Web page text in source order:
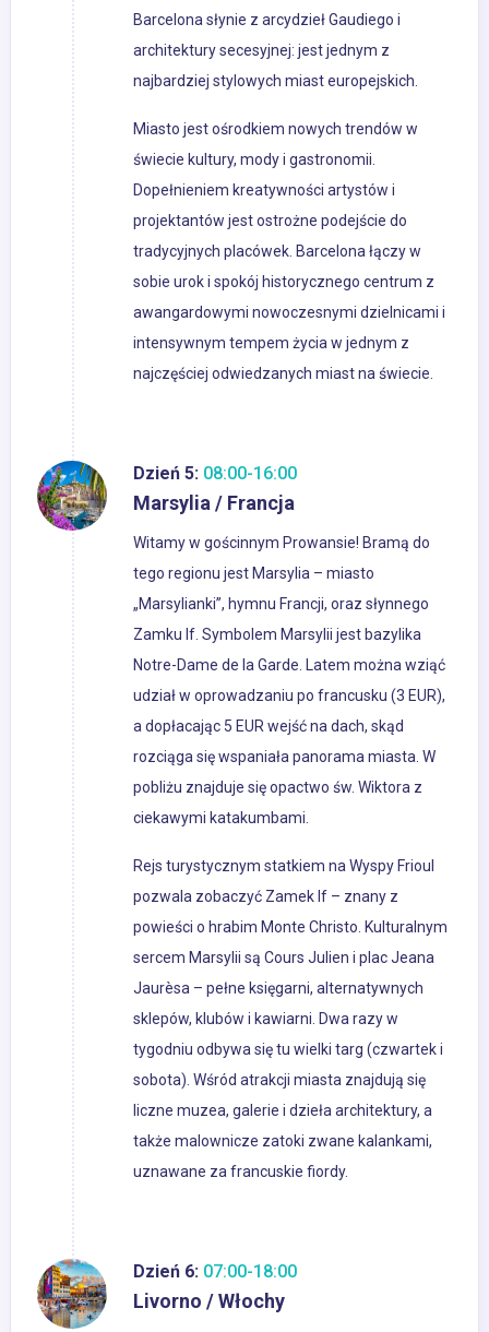
Barcelona słynie z arcydzieł Gaudiego i
architektury secesyjnej: jest jednym z
najbardziej stylowych miast europejskich.
Miasto jest ośrodkiem nowych trendów w
świecie kultury, mody i gastronomii.
Dopełnieniem kreatywności artystów i
projektantów jest ostrożne podejście do
tradycyjnych placówek. Barcelona łączy w
sobie urok i spokój historycznego centrum z
awangardowymi nowoczesnymi dzielnicami i
intensywnym tempem życia w jednym z
najczęściej odwiedzanych miast na świecie.
Dzień 5: 08:00-16:00
Marsylia / Francja
Witamy w gościnnym Prowansie! Bramą do
tego regionu jest Marsylia – miasto
„Marsylianki”, hymnu Francji, oraz słynnego
Zamku If. Symbolem Marsylii jest bazylika
Notre-Dame de la Garde. Latem można wziąć
udział w oprowadzaniu po francusku (3 EUR),
a dopłacając 5 EUR wejść na dach, skąd
rozciąga się wspaniała panorama miasta. W
pobliżu znajduje się opactwo św. Wiktora z
ciekawymi katakumbami.
Rejs turystycznym statkiem na Wyspy Frioul
pozwala zobaczyć Zamek If – znany z
powieści o hrabim Monte Christo. Kulturalnym
sercem Marsylii są Cours Julien i plac Jeana
Jaurèsa – pełne księgarni, alternatywnych
sklepów, klubów i kawiarni. Dwa razy w
tygodniu odbywa się tu wielki targ (czwartek i
sobota). Wśród atrakcji miasta znajdują się
liczne muzea, galerie i dzieła architektury, a
także malownicze zatoki zwane kalankami,
uznawane za francuskie fiordy.
Dzień 6: 07:00-18:00
Livorno / Włochy